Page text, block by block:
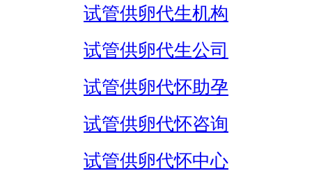
试管供卵代生机构
试管供卵代生公司
试管供卵代怀助孕
试管供卵代怀咨询
试管供卵代怀中心